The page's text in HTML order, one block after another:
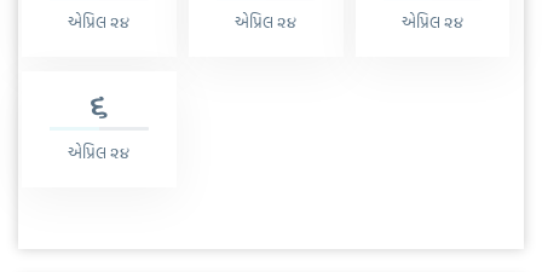
એપ્રિલ ૨૪ એપ્રિલ ૨૪ એપ્રિલ ૨૪
૬
એપ્રિલ ૨૪